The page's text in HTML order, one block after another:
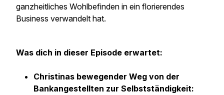
ganzheitliches Wohlbefinden in ein florierendes
Business verwandelt hat.
Was dich in dieser Episode erwartet:
Christinas bewegender Weg von der
Bankangestellten zur Selbstständigkeit: